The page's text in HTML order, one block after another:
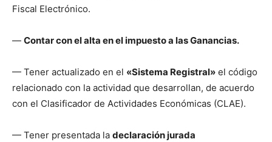
Fiscal Electrónico.
— Contar con el alta en el impuesto a las Ganancias.
— Tener actualizado en el «Sistema Registral» el código
relacionado con la actividad que desarrollan, de acuerdo
con el Clasificador de Actividades Económicas (CLAE).
— Tener presentada la declaración jurada